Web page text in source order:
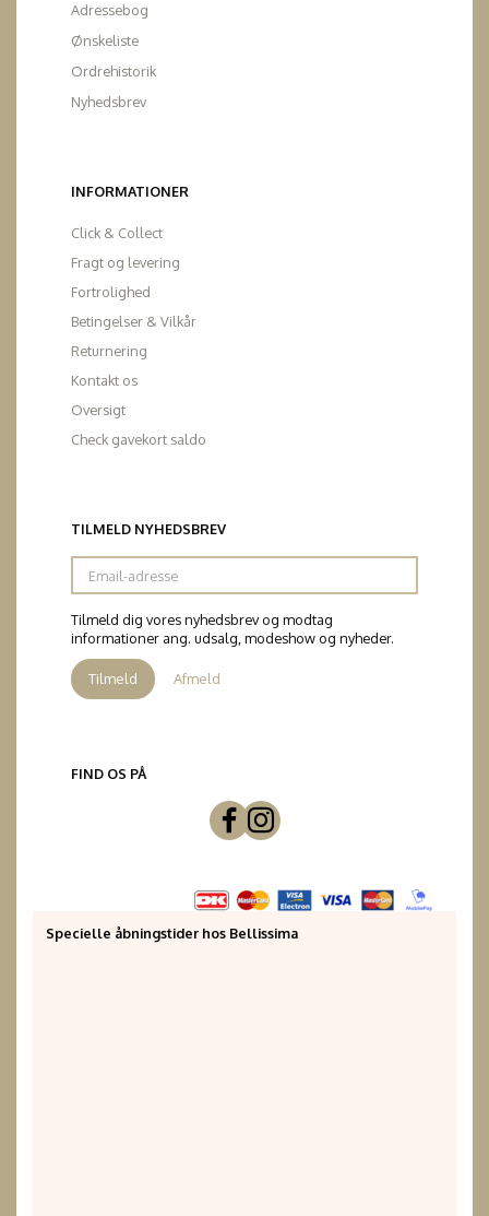
Adressebog
Ønskeliste
Ordrehistorik
Nyhedsbrev
INFORMATIONER
Click & Collect
Fragt og levering
Fortrolighed
Betingelser & Vilkår
Returnering
Kontakt os
Oversigt
Check gavekort saldo
TILMELD NYHEDSBREV
Email-
adresse
Tilmeld dig vores nyhedsbrev og modtag
informationer ang. udsalg, modeshow og nyheder.
Tilmeld Afmeld
FIND OS PÅ
Specielle åbningstider hos Bellissima